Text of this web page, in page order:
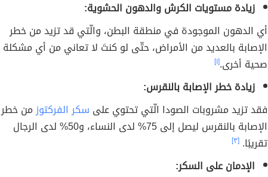
زيادة مستويات الكرش والدهون الحشوية:
أي الدهون الموجودة في منطقة البطن، والّتي قد تزيد من خطر
الإصابة بالعديد من الأمراض، حتّى لو كنتَ لا تعاني من أي مشكلة
صحية أخرى.[١]
زيادة خطر الإصابة بالنقرس:
فقد تزيد مشروبات الصودا الّتي تحتوي على سكر الفركتوزمن خطر
الإصابة بالنقرس ليصل إلى 75% لدى النساء، و50% لدى الرجال
تقريبًا.[٣]
الإدمان على السكر: